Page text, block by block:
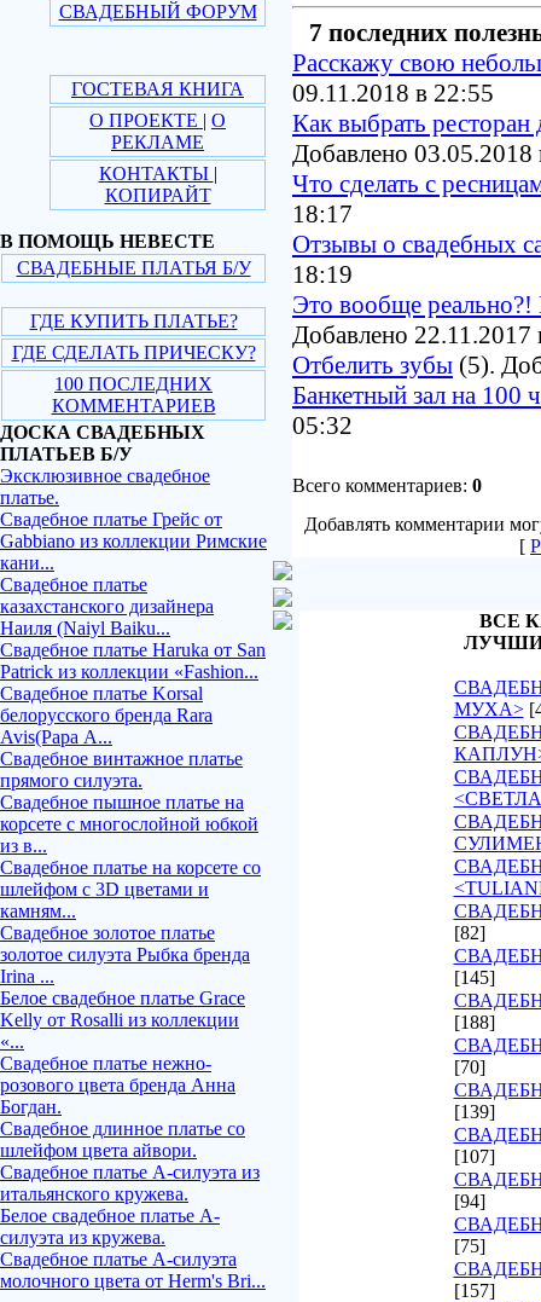
СВАДЕБНЫЙ ФОРУМ
ГОСТЕВАЯ КНИГА
О ПРОЕКТЕ | О
РЕКЛАМЕ
КОНТАКТЫ |
КОПИРАЙТ
В ПОМОЩЬ НЕВЕСТЕ
СВАДЕБНЫЕ ПЛАТЬЯ Б/У
ГДЕ КУПИТЬ ПЛАТЬЕ?
ГДЕ СДЕЛАТЬ ПРИЧЕСКУ?
100 ПОСЛЕДНИХ
КОММЕНТАРИЕВ
ДОСКА СВАДЕБНЫХ
ПЛАТЬЕВ Б/У
Эксклюзивное свадебное
платье.
Свадебное платье Грейс от
Gabbiano из коллекции Римские
кани...
Свадебное платье
казахстанского дизайнера
Наиля (Naiyl Baiku...
Свадебное платье Haruka от San
Patrick из коллекции «Fashion...
Свадебное платье Korsal
белорусского бренда Rara
Avis(Рара А...
Свадебное винтажное платье
прямого силуэта.
Свадебное пышное платье на
корсете с многослойной юбкой
из в...
Свадебное платье на корсете со
шлейфом с 3D цветами и
камням...
Свадебное золотое платье
золотое силуэта Рыбка бренда
Irina ...
Белое свадебное платье Grace
Kelly от Rosalli из коллекции
«...
Свадебное платье нежно-
розового цвета бренда Анна
Богдан.
Свадебное длинное платье со
шлейфом цвета айвори.
Свадебное платье А-силуэта из
итальянского кружева.
Белое свадебное платье А-
силуэта из кружева.
Свадебное платье А-силуэта
молочного цвета от Herm's Bri...
7 последних
Расскажу свою
09.11.2018 в 22:55
Как выбрать
Добавлено 03.05.2018
Что сделать с
18:17
Отзывы о свадебных
18:19
Это вообще реально?!
Добавлено 22.11.2017
Отбелить зубы (5).
Банкетный зал на 100
05:32
Всего комментариев: 0
Добавлять комментарии
[
ВСЕ
МУХА>
[82]
[145]
[188]
[70]
[139]
[107]
[94]
[75]
[157]